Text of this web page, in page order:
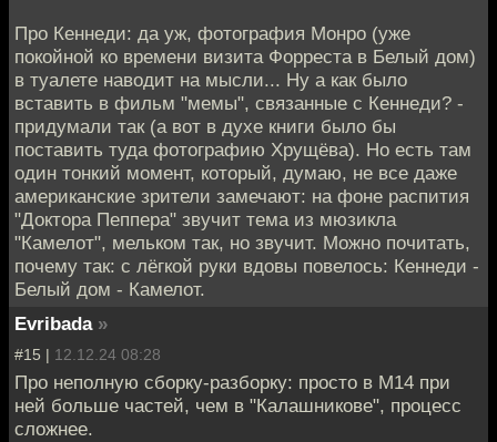
Про Кеннеди: да уж, фотография Монро (уже
покойной ко времени визита Форреста в Белый дом)
в туалете наводит на мысли... Ну а как было
вставить в фильм "мемы", связанные с Кеннеди? -
придумали так (а вот в духе книги было бы
поставить туда фотографию Хрущёва). Но есть там
один тонкий момент, который, думаю, не все даже
американские зрители замечают: на фоне распития
"Доктора Пеппера" звучит тема из мюзикла
"Камелот", мельком так, но звучит. Можно почитать,
почему так: с лёгкой руки вдовы повелось: Кеннеди -
Белый дом - Камелот.
Evribada »
#15 | 12.12.24 08:28
Про неполную сборку-разборку: просто в М14 при
ней больше частей, чем в "Калашникове", процесс
сложнее.